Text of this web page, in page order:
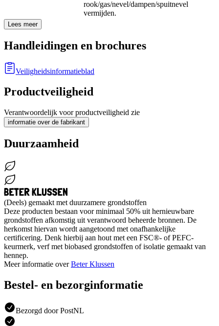
rook/gas/nevel/dampen/spuitnevel
vermijden.
Lees meer
Handleidingen en brochures
Veiligheidsinformatieblad
Productveiligheid
Verantwoordelijk voor productveiligheid zie
informatie over de fabrikant
Duurzaamheid
(Deels) gemaakt met duurzamere grondstoffen
Deze producten bestaan voor minimaal 50% uit hernieuwbare
grondstoffen afkomstig uit verantwoord beheerde bronnen. De
herkomst hiervan wordt aangetoond met onafhankelijke
certificering. Denk hierbij aan hout met een FSC®- of PEFC-
keurmerk, verf met biobased grondstoffen of isolatie gemaakt van
hennep.
Meer informatie overBeter Klussen
Bestel- en bezorginformatie
Bezorgd door PostNL